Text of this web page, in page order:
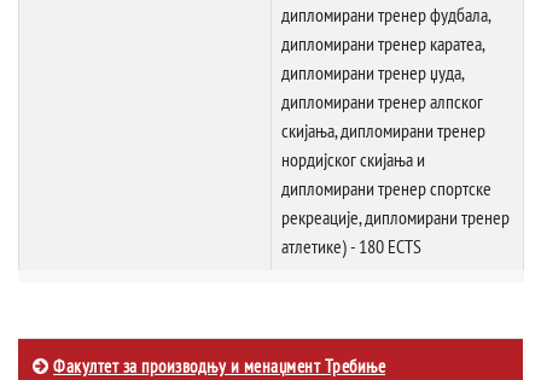
дипломирани тренер фудбала,
дипломирани тренер каратеа,
дипломирани тренер џуда,
дипломирани тренер алпског
скијања, дипломирани тренер
нордијског скијања и
дипломирани тренер спортске
рекреације, дипломирани тренер
атлетике) - 180 ECTS
Факултет за производњу и менаџмент Требиње